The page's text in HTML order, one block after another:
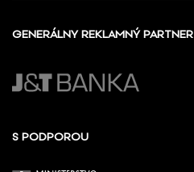
GENERÁLNY REKLAMNÝ PARTNER
S PODPOROU